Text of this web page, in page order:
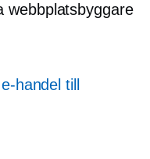
webbplatsbyggare
handel till